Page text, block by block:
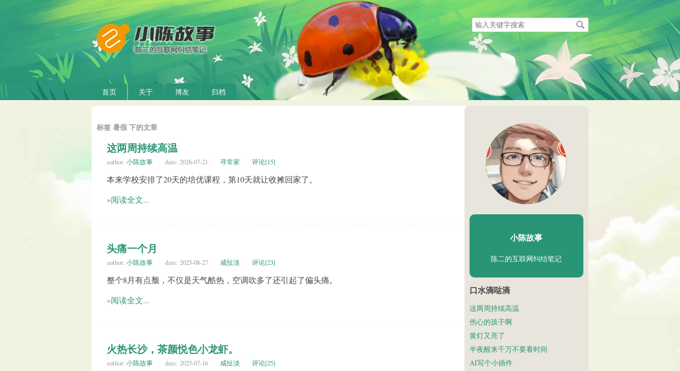
搜
索
关
键
字
首页 关于 博友 归档
标签 暑假 下的文章
这两周持续高温
author: 小陈故事 date: 2026-07-21 寻常家 评论[15]
本来学校安排了20天的培优课程，第10天就让收摊回家了。
»阅读全文...
头痛一个月
author: 小陈故事 date: 2025-08-27 咸扯淡 评论[23]
整个8月有点颓，不仅是天气酷热，空调吹多了还引起了偏头痛。
»阅读全文...
火热长沙，茶颜悦色小龙虾。
author: 小陈故事 date: 2025-07-16 咸扯淡 评论[25]
陈二Chenèr
小陈故事
陈二的互联网纠结笔记
口水滴哒滴
这两周持续高温
伤心的孩子啊
黄灯又亮了
半夜醒来千万不要看时间
AI写个小插件